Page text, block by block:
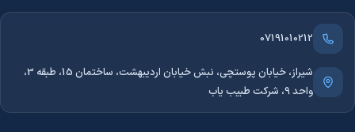
07191010212
شیراز، خیابان پوستچی، نبش خیابان اردیبهشت، ساختمان 15، طبقه 3،
واحد 9، شرکت طبیب یاب